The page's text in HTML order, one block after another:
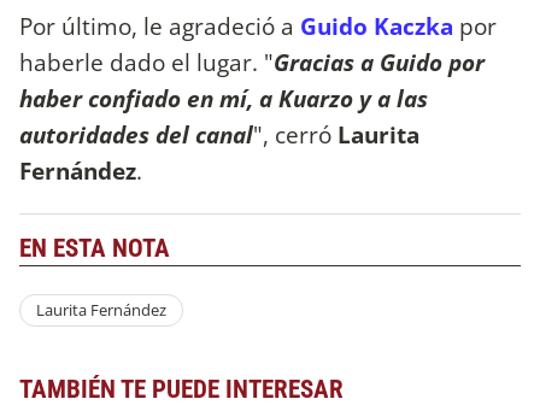
Por último, le agradeció a Guido Kaczka por
haberle dado el lugar. "Gracias a Guido por
haber confiado en mí, a Kuarzo y a las
autoridades del canal", cerró Laurita
Fernández.
EN ESTA NOTA
Laurita Fernández
TAMBIÉN TE PUEDE INTERESAR